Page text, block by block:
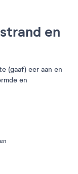
en
(gaaf) eer aan en
en